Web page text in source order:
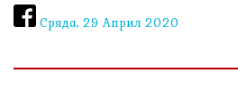
Сряда, 29 Април 2020